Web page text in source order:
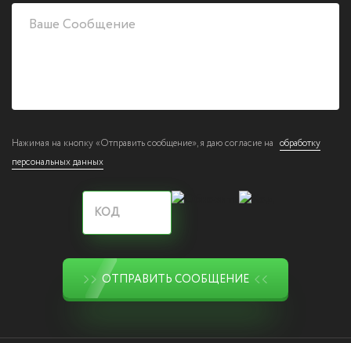
Нажимая на кнопку «Отправить сообщение», я даю согласие на обработку
персональных данных
ОТПРАВИТЬ СООБЩЕНИЕ